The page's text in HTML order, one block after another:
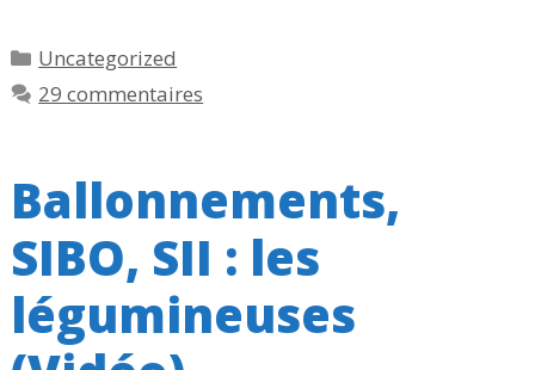
Catégories
Uncategorized
29 commentaires
Ballonnements,
SIBO, SII : les
légumineuses